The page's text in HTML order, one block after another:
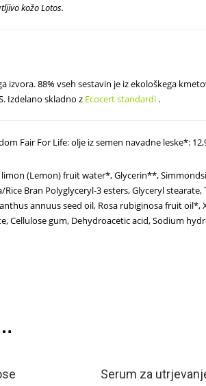
kožo Lotos.
izvora. 88% vseh sestavin je iz ekološkega
Izdelano skladno z Ecocert standardi .
Fair For Life: olje iz semen navadne leske*:
(Lemon) fruit water*, Glycerin**,
Bran Polyglyceryl-3 esters, Glyceryl
annuus seed oil, Rosa rubiginosa fruit oil*,
Cellulose gum, Dehydroacetic acid, Sodium
Serum za